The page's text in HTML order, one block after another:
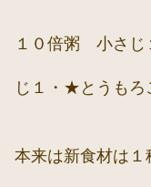
１０倍粥 小さ
じ１・★とうも
本来は新食材は